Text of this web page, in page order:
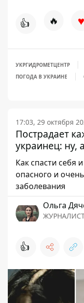
👍 🔥 ♥
УКРГИДРОМЕТЦЕНТР
ПОГОДА В УКРАИНЕ
17:03, 29 октября
Пострадает
украинец: ну,
Как спасти себя
опасного и
заболевания
Ольга
👍